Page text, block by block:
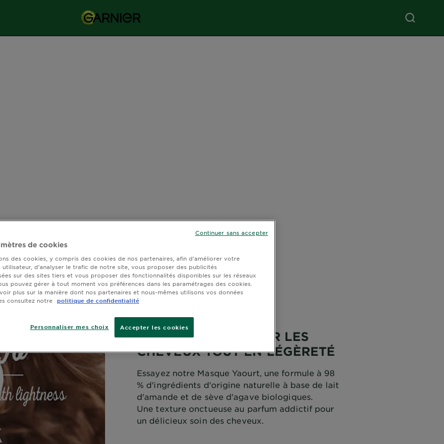
Au lait d'Amande et seve d'Agave
COMMENT HYDRATER LES
CHEVEUX TOUT EN LÉGÈRETÉ
Essayez notre Masque Yaourt, une formule à 98
% d'ingrédients d'origine naturelle à base de lait
d'amande et de sève d'agave biologiques.
Une texture onctueuse au parfum addictif pour
un délicieux soin des cheveux.
de cookies
des cookies, y compris des cookies de nos partenaires, afin d’améliorer votre
utilisateur, d’analyser le trafic de notre site, vous proposer des publicités
sur des sites tiers et vous proposer des fonctionnalités disponibles sur les réseaux
pouvez gérer à tout moment vos préférences dans les paramétrages des cookies.
plus sur la manière dont nos partenaires et nous-mêmes utilisons vos données
consultez notre
politique de confidentialité
Accepter les cookies
Personnaliser mes choix
Continuer sans accepter